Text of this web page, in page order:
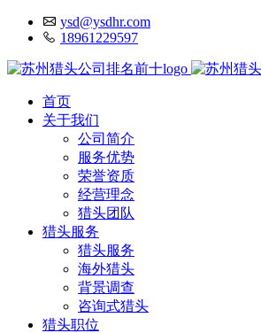
ysd@ysdhr.com
18961229597
首页
关于我们
公司简介
服务优势
荣誉资质
经营理念
猎头团队
猎头服务
猎头服务
海外猎头
背景调查
咨询式猎头
猎头职位